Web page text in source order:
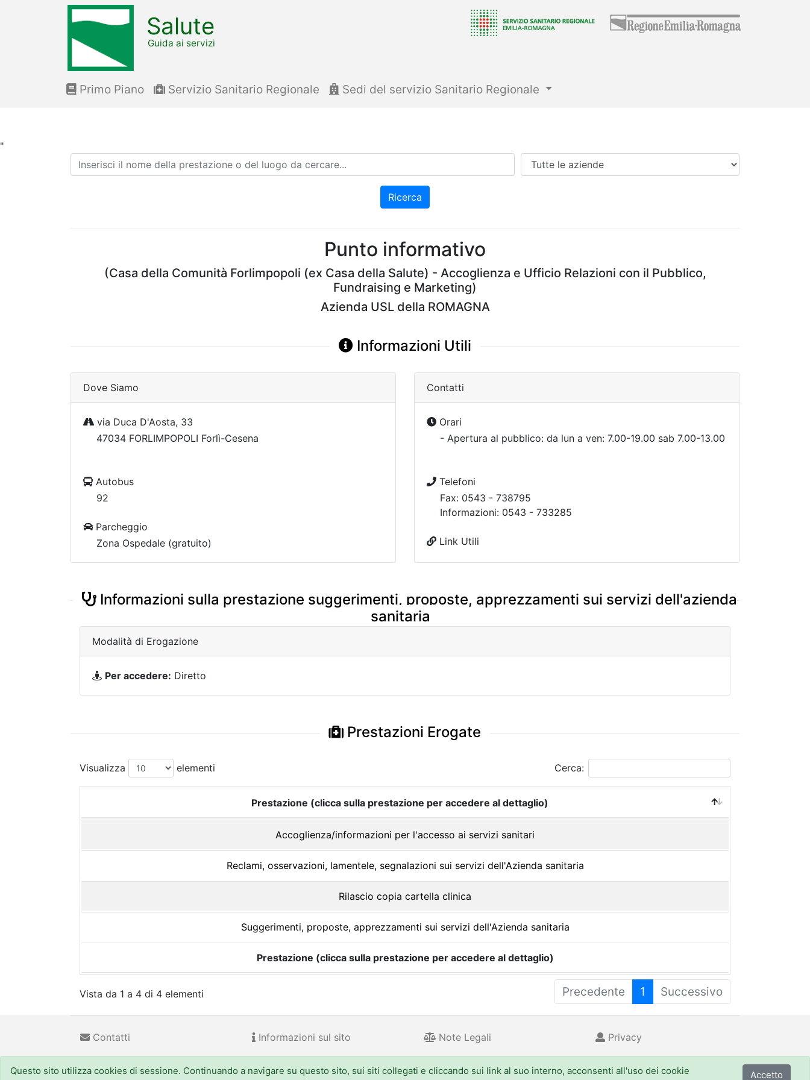
"
Salute
Guida ai servizi
Primo Piano Servizio Sanitario Regionale Sedi del servizio Sanitario Regionale
Ricerca Azienda
Ricerca
Punto informativo
(Casa della Comunità Forlimpopoli (ex Casa della Salute) - Accoglienza e Ufficio Relazioni con il Pubblico,
Fundraising e Marketing)
Azienda USL della ROMAGNA
Informazioni Utili
Dove Siamo
via Duca D'Aosta, 33
47034 FORLIMPOPOLI Forlì-Cesena
Autobus
92
Parcheggio
Zona Ospedale (gratuito)
Contatti
Orari
- Apertura al pubblico: da lun a ven: 7.00-19.00 sab 7.00-13.00
Telefoni
Fax: 0543 - 738795
Informazioni: 0543 - 733285
Link Utili
Informazioni sulla prestazione suggerimenti, proposte, apprezzamenti sui servizi dell'azienda
sanitaria
Modalità di Erogazione
Per accedere: Diretto
Prestazioni Erogate
Visualizza elementi Cerca:
Prestazione (clicca sulla prestazione per accedere al dettaglio)
Accoglienza/informazioni per l'accesso ai servizi sanitari
Reclami, osservazioni, lamentele, segnalazioni sui servizi dell'Azienda sanitaria
Rilascio copia cartella clinica
Suggerimenti, proposte, apprezzamenti sui servizi dell'Azienda sanitaria
Prestazione (clicca sulla prestazione per accedere al dettaglio)
Vista da 1 a 4 di 4 elementi Precedente 1 Successivo
Contatti Informazioni sul sito Note Legali Privacy
Regione Emilia-Romagna(CF 800.625.903.79) - Viale Aldo Moro 52, 40127 Bologna - Centralino: 051.5271
Questo sito utilizza cookies di sessione. Continuando a navigare su questo sito, sui siti collegati e cliccando sui link al suo interno, acconsenti all'uso dei cookie Accetto